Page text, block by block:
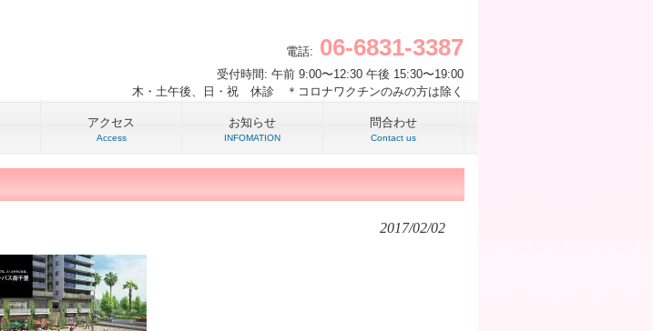
電話: 06-6831-3387
受付時間: 午前 9:00〜12:30 午後 15:30〜19:00
木・土午後、日・祝 休診 ＊コロナワクチンのみの方は除く
アクセス
Access
お知らせ
INFOMATION
問合わせ
Contact us
2017/02/02